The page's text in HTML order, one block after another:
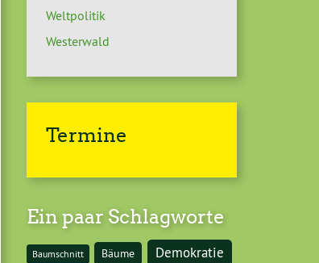
Weltpolitik
Westerwald
Termine
Ein paar Schlagworte
Baumschnitt Bäume
Demokratie